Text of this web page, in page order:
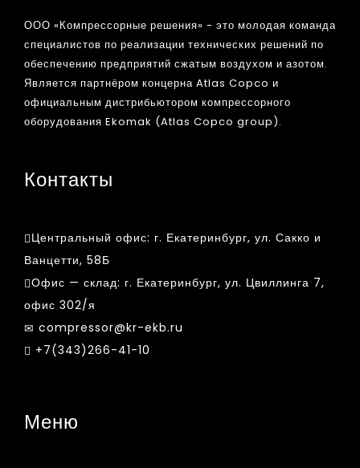
ООО «Компрессорные решения» - это молодая команда
специалистов по реализации технических решений по
обеспечению предприятий сжатым воздухом и азотом.
Является партнёром концерна Atlas Copco и
официальным дистрибьютором компрессорного
оборудования Ekomak (Atlas Copco group).
Контакты
Центральный офис: г. Екатеринбург, ул. Сакко и
Ванцетти, 58Б
Офис — склад: г. Екатеринбург, ул. Цвиллинга 7,
офис 302/я
compressor@kr-ekb.ru
+7(343)266-41-10
Меню